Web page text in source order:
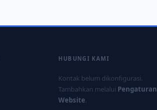
HUBUNGI KAMI
Kontak belum dikonfigurasi.
Tambahkan melalui Pengaturan
Website.